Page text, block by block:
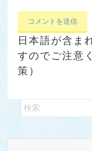
日本語が含ま
すのでご注意
策）